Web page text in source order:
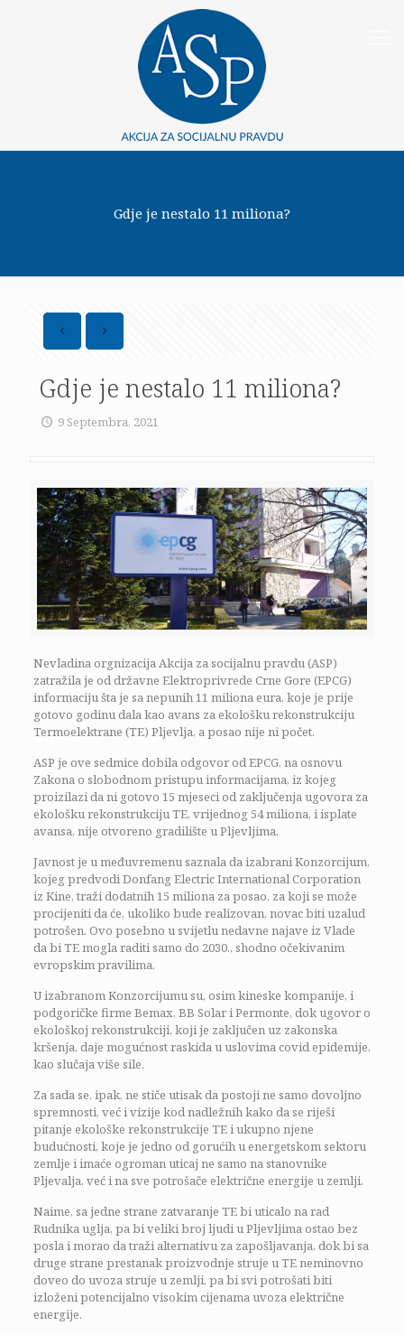
Gdje je nestalo 11 miliona?
Gdje je nestalo 11 miliona?
9 Septembra, 2021
Nevladina orgnizacija Akcija za socijalnu pravdu (ASP)
zatražila je od državne Elektroprivrede Crne Gore (EPCG)
informaciju šta je sa nepunih 11 miliona eura, koje je prije
gotovo godinu dala kao avans za ekološku rekonstrukciju
Termoelektrane (TE) Pljevlja, a posao nije ni počet.
ASP je ove sedmice dobila odgovor od EPCG, na osnovu
Zakona o slobodnom pristupu informacijama, iz kojeg
proizilazi da ni gotovo 15 mjeseci od zaključenja ugovora za
ekološku rekonstrukciju TE, vrijednog 54 miliona, i isplate
avansa, nije otvoreno gradilište u Pljevljima.
Javnost je u međuvremenu saznala da izabrani Konzorcijum,
kojeg predvodi Donfang Electric International Corporation
iz Kine, traži dodatnih 15 miliona za posao, za koji se može
procijeniti da će, ukoliko bude realizovan, novac biti uzalud
potrošen. Ovo posebno u svijetlu nedavne najave iz Vlade
da bi TE mogla raditi samo do 2030., shodno očekivanim
evropskim pravilima.
U izabranom Konzorcijumu su, osim kineske kompanije, i
podgoričke firme Bemax, BB Solar i Permonte, dok ugovor o
ekološkoj rekonstrukciji, koji je zaključen uz zakonska
kršenja, daje mogućnost raskida u uslovima covid epidemije,
kao slučaja više sile.
Za sada se, ipak, ne stiče utisak da postoji ne samo dovoljno
spremnosti, već i vizije kod nadležnih kako da se riješi
pitanje ekološke rekonstrukcije TE i ukupno njene
budućnosti, koje je jedno od gorućih u energetskom sektoru
zemlje i imaće ogroman uticaj ne samo na stanovnike
Pljevalja, već i na sve potrošače električne energije u zemlji.
Naime, sa jedne strane zatvaranje TE bi uticalo na rad
Rudnika uglja, pa bi veliki broj ljudi u Pljevljima ostao bez
posla i morao da traži alternativu za zapošljavanja, dok bi sa
druge strane prestanak proizvodnje struje u TE neminovno
doveo do uvoza struje u zemlji, pa bi svi potrošati biti
izloženi potencijalno visokim cijenama uvoza električne
energije.